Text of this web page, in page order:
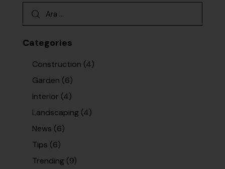
Categories
Construction (4)
Garden (6)
Interior (4)
Landscaping (4)
News (6)
Tips (6)
Trending (9)